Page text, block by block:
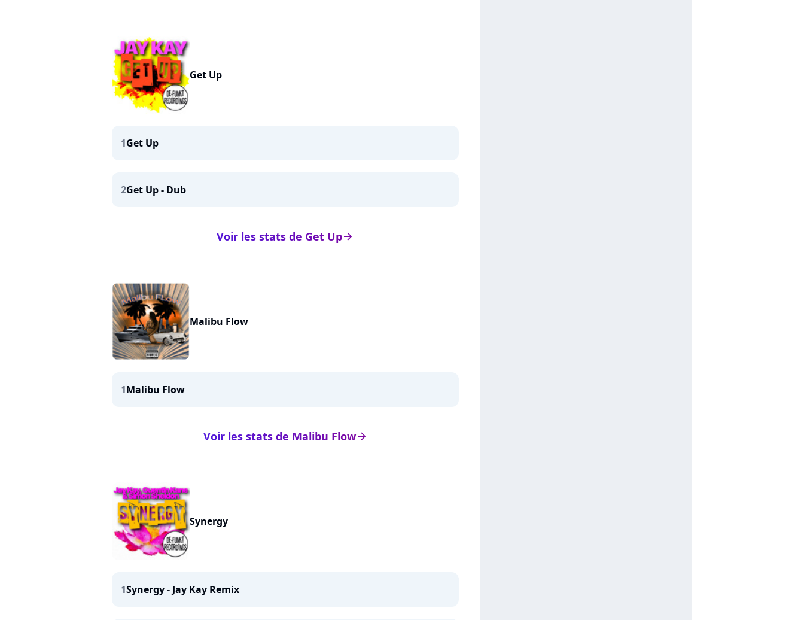
Get Up
1Get Up
2Get Up - Dub
arrow_right
Voir les stats de Get Up
Malibu Flow
1Malibu Flow
arrow_right
Voir les stats de Malibu Flow
Synergy
1Synergy - Jay Kay Remix